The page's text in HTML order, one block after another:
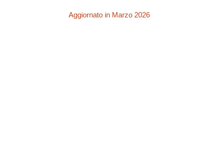
Aggiornato in Marzo 2026